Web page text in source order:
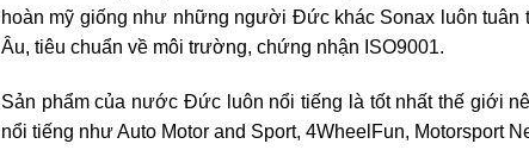
hoàn mỹ giống như những người Đức khác Sonax luôn
Âu, tiêu chuẩn về môi trường, chứng nhận ISO9001.
Sản phẩm của nước Đức luôn nổi tiếng là tốt nhất thế giới
nổi tiếng như Auto Motor and Sport, 4WheelFun, Motorsport